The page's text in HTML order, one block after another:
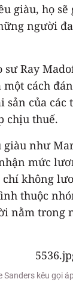
giàu, họ sẽ
người
Ray
một cách
sản của các
chịu thuế.
giàu như
mức
chí không
thuộc
nằm trong
Sanders kêu gọi